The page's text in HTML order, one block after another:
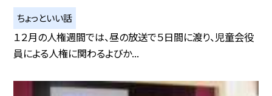
ちょっといい話
１２月の人権週間では、昼の放送で５日間に渡り、児童会役
員による人権に関わるよびか...